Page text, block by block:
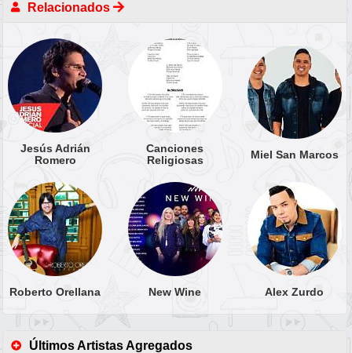
Relacionados
Jesús Adrián
Romero
Canciones
Religiosas
Miel San Marcos
Roberto Orellana New Wine Alex Zurdo
Últimos Artistas Agregados